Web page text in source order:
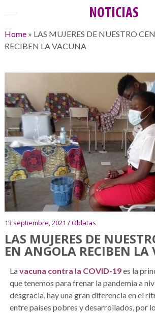
NOTICIAS
Home» LAS MUJERES DE NUESTRO
RECIBEN LA VACUNA
13 septiembre, 2021 / Oblatas
LAS MUJERES DE
EN ANGOLA RECIBEN LA
Lavacuna contra la COVID-19es la
que tenemos para frenar la pandemia a
desgracia, hay una gran diferencia en el
entre países pobres y desarrollados, por